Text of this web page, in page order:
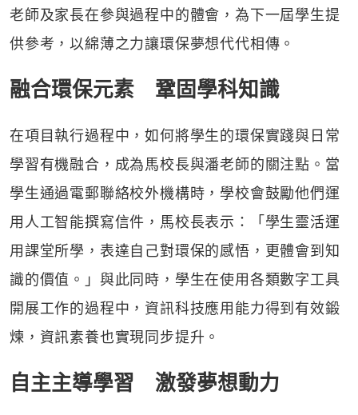
老師及家長在參與過程中的體會，為下一屆學生提
供參考，以綿薄之力讓環保夢想代代相傳。
融合環保元素 鞏固學科知識
在項目執行過程中，如何將學生的環保實踐與日常
學習有機融合，成為馬校長與潘老師的關注點。當
學生通過電郵聯絡校外機構時，學校會鼓勵他們運
用人工智能撰寫信件，馬校長表示：「學生靈活運
用課堂所學，表達自己對環保的感悟，更體會到知
識的價值。」與此同時，學生在使用各類數字工具
開展工作的過程中，資訊科技應用能力得到有效鍛
煉，資訊素養也實現同步提升。
自主主導學習 激發夢想動力